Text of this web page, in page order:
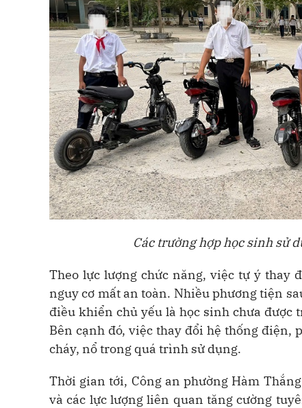
Các trường hợp học sinh sử
Theo lực lượng chức năng, việc tự ý thay
nguy cơ mất an toàn. Nhiều phương tiện
điều khiển chủ yếu là học sinh chưa
Bên cạnh đó, việc thay đổi hệ thống điện,
cháy, nổ trong quá trình sử dụng.
Thời gian tới, Công an phường Hàm
và các lực lượng liên quan tăng cường